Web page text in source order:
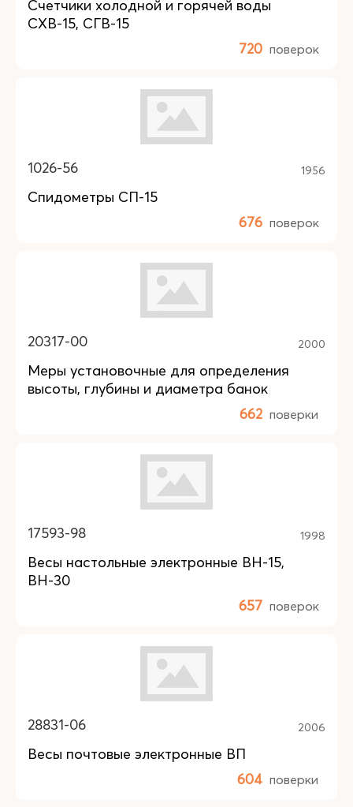
Счетчики холодной и горячей воды
СХВ-15, СГВ-15
720 поверок
1026-56 1956
Спидометры СП-15
676 поверок
20317-00 2000
Меры установочные для определения
высоты, глубины и диаметра банок
662 поверки
17593-98 1998
Весы настольные электронные ВН-15,
ВН-30
657 поверок
28831-06 2006
Весы почтовые электронные ВП
604 поверки